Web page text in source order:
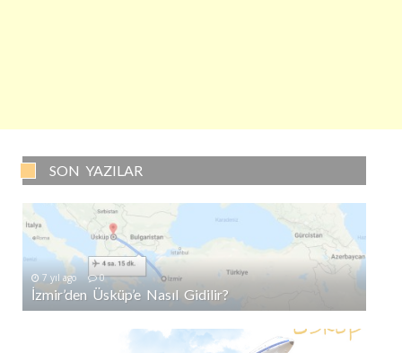
SON YAZILAR
7 yıl ago 0
İzmir’den Üsküp’e Nasıl Gidilir?